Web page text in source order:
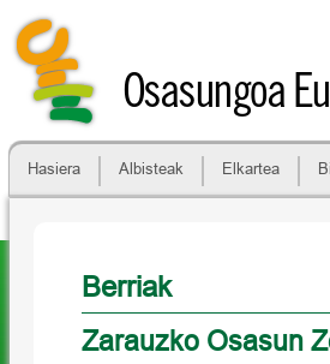
Osasungoa
Hasiera Albisteak Elkartea
Berriak
Zarauzko Osasun